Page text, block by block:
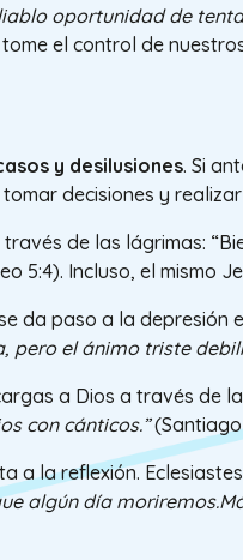
oportunidad de
el control de
y desilusiones. Si
decisiones y
de las lágrimas:
5:4). Incluso, el mismo
da paso a la depresión
pero el ánimo triste
a Dios a través de
con cánticos.”(Santiago
a la reflexión.
algún día